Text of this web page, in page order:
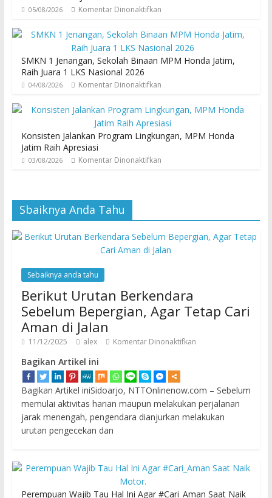
05/08/2026 Komentar Dinonaktifkan
SMKN 1 Jenangan, Sekolah Binaan MPM Honda Jatim,
Raih Juara 1 LKS Nasional 2026
04/08/2026 Komentar Dinonaktifkan
Konsisten Jalankan Program Lingkungan, MPM Honda
Jatim Raih Apresiasi
03/08/2026 Komentar Dinonaktifkan
Sbaiknya Anda Tahu
Sebaiknya anda tahu
Berikut Urutan Berkendara
Sebelum Bepergian, Agar Tetap Cari
Aman di Jalan
11/12/2025 alex Komentar Dinonaktifkan
Bagikan Artikel ini
Bagikan Artikel iniSidoarjo, NTTOnlinenow.com – Sebelum
memulai aktivitas harian maupun melakukan perjalanan
jarak menengah, pengendara dianjurkan melakukan
urutan pengecekan dan
Perempuan Wajib Tau Hal Ini Agar #Cari_Aman Saat Naik